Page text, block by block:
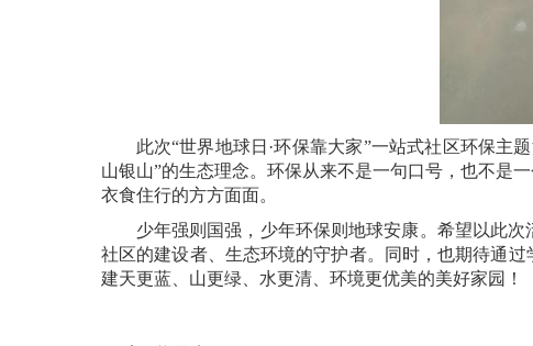
此次“世界地球日 ·环保靠大家”一站式社区环保主
山银山”的生态理念。环保从来不是一句口号，也不是
衣食住行的方方面面。
少年强则国强，少年环保则地球安康。希望以此
社区的建设者、生态环境的守护者。同时，也期待通
建天更蓝、山更绿、水更清、环境更优美的美好家园！